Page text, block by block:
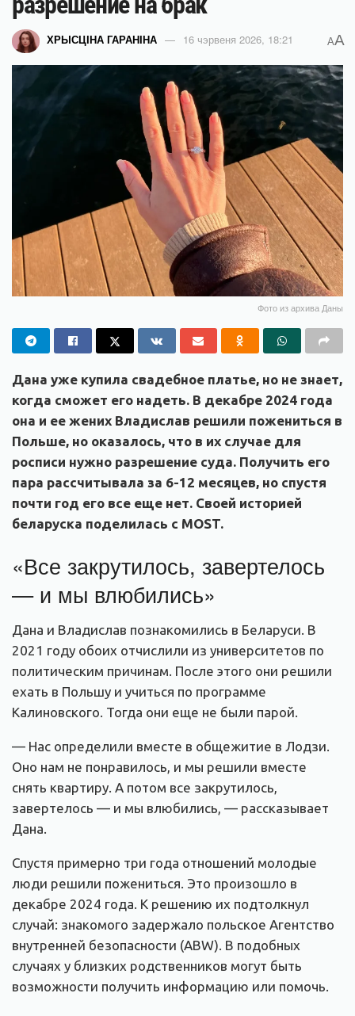
ХРЫСЦІНА ГАРАНІНА 16 чэрвеня 2026, 18:21 AA
Фото из архива Даны
Дана уже купила свадебное платье, но не знает,
когда сможет его надеть. В декабре 2024 года
она и ее жених Владислав решили пожениться в
Польше, но оказалось, что в их случае для
росписи нужно разрешение суда. Получить его
пара рассчитывала за 6-12 месяцев, но спустя
почти год его все еще нет. Своей историей
беларуска поделилась с MOST.
«Все закрутилось, завертелось
— и мы влюбились»
Дана и Владислав познакомились в Беларуси. В
2021 году обоих отчислили из университетов по
политическим причинам. После этого они решили
ехать в Польшу и учиться по программе
Калиновского. Тогда они еще не были парой.
— Нас определили вместе в общежитие в Лодзи.
Оно нам не понравилось, и мы решили вместе
снять квартиру. А потом все закрутилось,
завертелось — и мы влюбились, — рассказывает
Дана.
Спустя примерно три года отношений молодые
люди решили пожениться. Это произошло в
декабре 2024 года. К решению их подтолкнул
случай: знакомого задержало польское Агентство
внутренней безопасности (ABW). В подобных
случаях у близких родственников могут быть
возможности получить информацию или помочь.